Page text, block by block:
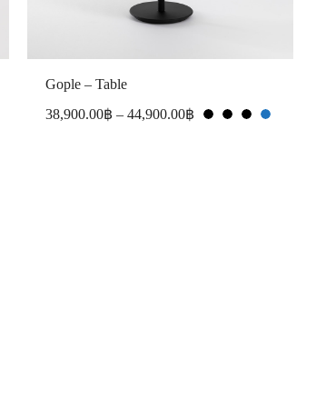
Gople – Table
38,900.00฿ – 44,900.00฿